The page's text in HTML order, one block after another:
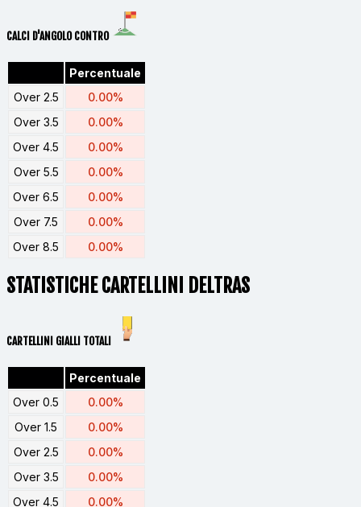
CALCI D'ANGOLO CONTRO
Percentuale
Over 2.5
0.00%
Over 3.5
0.00%
Over 4.5
0.00%
Over 5.5
0.00%
Over 6.5
0.00%
Over 7.5
0.00%
Over 8.5
0.00%
STATISTICHE CARTELLINI DELTRAS
CARTELLINI GIALLI TOTALI
Percentuale
Over 0.5
0.00%
Over 1.5
0.00%
Over 2.5
0.00%
Over 3.5
0.00%
Over 4.5
0.00%